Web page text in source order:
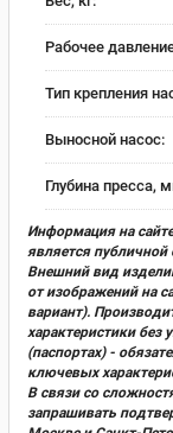
Рабочее
Тип крепления
Выносной насос:
Глубина пресса,
Информация на
является публичной
Внешний вид
от изображений на
вариант).
характеристики без
(паспортах) -
ключевых
В связи со
запрашивать